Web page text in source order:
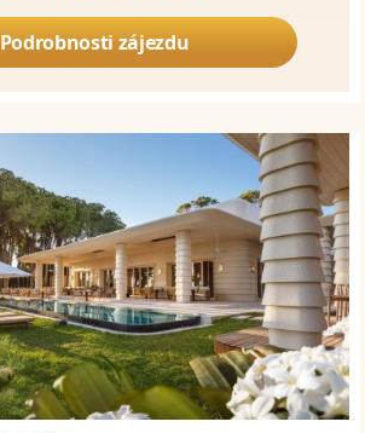
Podrobnosti zájezdu